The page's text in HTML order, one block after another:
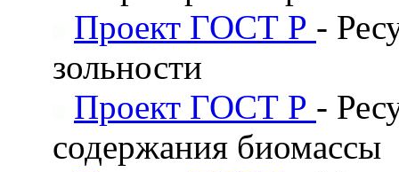
Проект ГОСТ Р -
зольности
Проект ГОСТ Р -
содержания биомассы